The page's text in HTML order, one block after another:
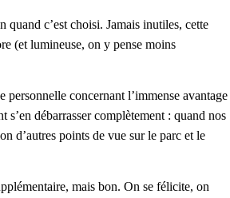
quand c’est choisi. Jamais inutiles, cette
(et lumineuse, on y pense moins
concernant l’immense avantage
débarrasser complètement : quand nos
d’autres points de vue sur le parc et le
mais bon. On se félicite, on